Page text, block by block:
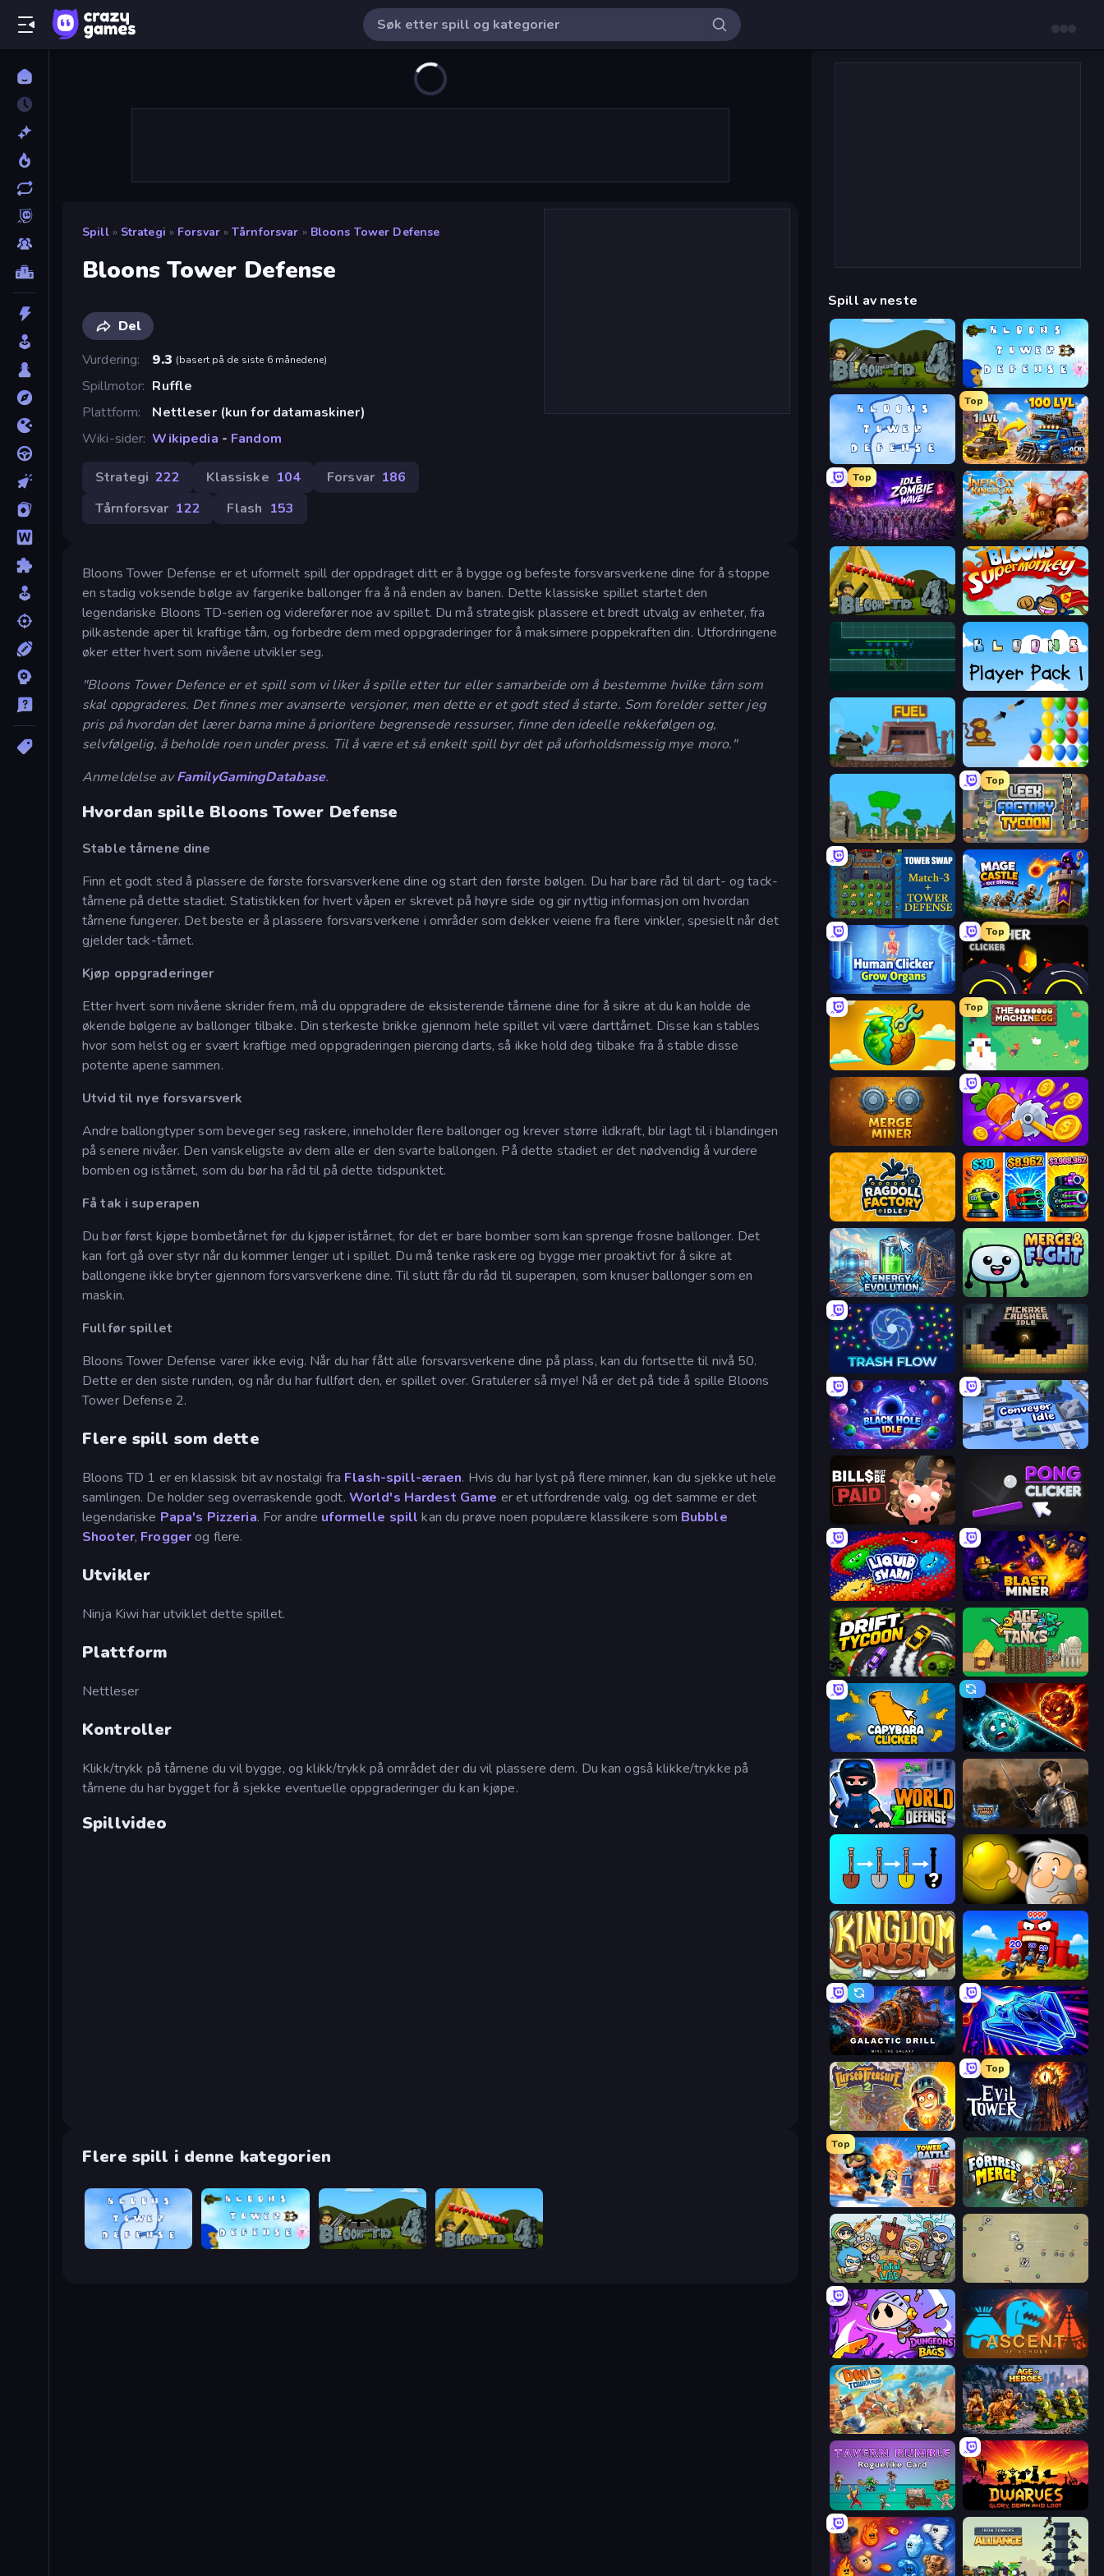
Spill » Strategi » Forsvar » Tårnforsvar » Bloons Tower Defense
Bloons Tower Defense
Del
Vurdering
9.3 (basert på de siste 6 månedene)
Spillmotor Ruffle
Plattform
Nettleser (kun for datamaskiner)
Wiki-sider Wikipedia - Fandom
Strategi 222 Klassiske 104 Forsvar 186
Tårnforsvar 122 Flash 153
Bloons Tower Defense er et uformelt spill der oppdraget ditt er å bygge og befeste forsvarsverkene dine for å stoppe
en stadig voksende bølge av fargerike ballonger fra å nå enden av banen. Dette klassiske spillet startet den
legendariske Bloons TD-serien og viderefører noe av spillet. Du må strategisk plassere et bredt utvalg av enheter, fra
pilkastende aper til kraftige tårn, og forbedre dem med oppgraderinger for å maksimere poppekraften din. Utfordringene
øker etter hvert som nivåene utvikler seg.
"Bloons Tower Defence er et spill som vi liker å spille etter tur eller samarbeide om å bestemme hvilke tårn som
skal oppgraderes. Det finnes mer avanserte versjoner, men dette er et godt sted å starte. Som forelder setter jeg
pris på hvordan det lærer barna mine å prioritere begrensede ressurser, finne den ideelle rekkefølgen og,
selvfølgelig, å beholde roen under press. Til å være et så enkelt spill byr det på uforholdsmessig mye moro."
Anmeldelse avFamilyGamingDatabase.
Hvordan spille Bloons Tower Defense
Stable tårnene dine
Finn et godt sted å plassere de første forsvarsverkene dine og start den første bølgen. Du har bare råd til dart- og tack-
tårnene på dette stadiet. Statistikken for hvert våpen er skrevet på høyre side og gir nyttig informasjon om hvordan
tårnene fungerer. Det beste er å plassere forsvarsverkene i områder som dekker veiene fra flere vinkler, spesielt når det
gjelder tack-tårnet.
Kjøp oppgraderinger
Etter hvert som nivåene skrider frem, må du oppgradere de eksisterende tårnene dine for å sikre at du kan holde de
økende bølgene av ballonger tilbake. Din sterkeste brikke gjennom hele spillet vil være darttårnet. Disse kan stables
hvor som helst og er svært kraftige med oppgraderingen piercing darts, så ikke hold deg tilbake fra å stable disse
potente apene sammen.
Utvid til nye forsvarsverk
Andre ballongtyper som beveger seg raskere, inneholder flere ballonger og krever større ildkraft, blir lagt til i blandingen
på senere nivåer. Den vanskeligste av dem alle er den svarte ballongen. På dette stadiet er det nødvendig å vurdere
bomben og istårnet, som du bør ha råd til på dette tidspunktet.
Få tak i superapen
Du bør først kjøpe bombetårnet før du kjøper istårnet, for det er bare bomber som kan sprenge frosne ballonger. Det
kan fort gå over styr når du kommer lenger ut i spillet. Du må tenke raskere og bygge mer proaktivt for å sikre at
ballongene ikke bryter gjennom forsvarsverkene dine. Til slutt får du råd til superapen, som knuser ballonger som en
maskin.
Fullfør spillet
Bloons Tower Defense varer ikke evig. Når du har fått alle forsvarsverkene dine på plass, kan du fortsette til nivå 50.
Dette er den siste runden, og når du har fullført den, er spillet over. Gratulerer så mye! Nå er det på tide å spille Bloons
Tower Defense 2.
Flere spill som dette
Bloons TD 1 er en klassisk bit av nostalgi fra Flash-spill-æraen. Hvis du har lyst på flere minner, kan du sjekke ut hele
samlingen. De holder seg overraskende godt. World's Hardest Game er et utfordrende valg, og det samme er det
legendariske Papa's Pizzeria. For andre uformelle spill kan du prøve noen populære klassikere som Bubble
Shooter, Froggerog flere.
Utvikler
Ninja Kiwi har utviklet dette spillet.
Plattform
Nettleser
Kontroller
Klikk/trykk på tårnene du vil bygge, og klikk/trykk på området der du vil plassere dem. Du kan også klikke/trykke på
tårnene du har bygget for å sjekke eventuelle oppgraderinger du kan kjøpe.
Spillvideo
Flere spill i denne kategorien
Bloons Tower Defense 4 Bloons Tower Defense 4 Expansion
Spill av neste
Bloons Tower Defense 4
Top
AOD - Art Of Defense
Top
Idle Zombie Wave: Survivors Infinity Kingdom
Bloons Tower Defense 4 Expansion Bloons Super Monkey
Bloons Player Pack 1
Motherload
Age Of War
Top
Leek Factory Tycoon
Tower Swap Mage Castle Idle Defense
Human Clicker: Grow Organs
Top
Crusher Clicker
Land Explorers: Merge & Build
Top
The MachinEGG
Merge Miner Farm Ring Idle
Ragdoll Factory Idle Pumpkin Defense: Merge Cannon
Energy Evolution Merge & Fight
Trash Flow Pickaxe Crusher Idle
Black Hole Idle Conveyor Idle
Bills Must Be Paid Pong Clicker
Liquid Swarm Blast Miner
Drift Tycoon Age of Tanks Warriors: TD War
Capybara Clicker PlanetCrush 2
World Z Defense - Zombie Defense Battle Arena
Gold Miner
Kingdom Rush TimeWarriors
Galactic Drill Stellar Swarm
Cursed Treasure 2
Top
Evil Tower
Top
Tower Battle Fortress Merge
Raid Heroes: Total War Desktop Tower Defense
Dungeons and Bags Ascent of Echoes
Day D Tower Rush Age of Heroes
Tavern Rumble: Roguelike Card